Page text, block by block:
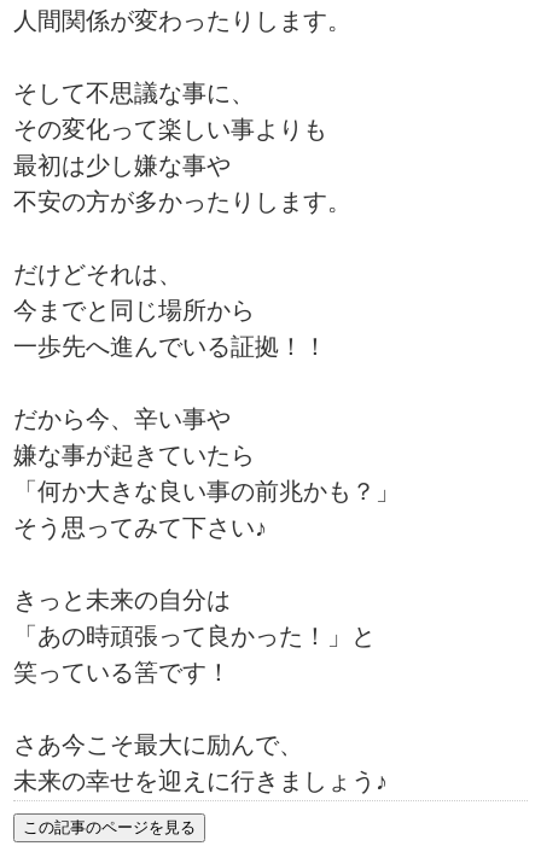
人間関係が変わったりします。
そして不思議な事に、
その変化って楽しい事よりも
最初は少し嫌な事や
不安の方が多かったりします。
だけどそれは、
今までと同じ場所から
一歩先へ進んでいる証拠！！
だから今、辛い事や
嫌な事が起きていたら
「何か大きな良い事の前兆かも？」
そう思ってみて下さい♪
きっと未来の自分は
「あの時頑張って良かった！」と
笑っている筈です！
さあ今こそ最大に励んで、
未来の幸せを迎えに行きましょう♪